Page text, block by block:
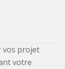
vos projet
votre